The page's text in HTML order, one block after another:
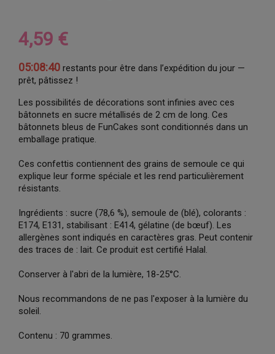
4,59 €
05:08:39 restants pour être dans l’expédition du jour —
prêt, pâtissez !
Les possibilités de décorations sont infinies avec ces
bâtonnets en sucre métallisés de 2 cm de long. Ces
bâtonnets bleus de FunCakes sont conditionnés dans un
emballage pratique.
Ces confettis contiennent des grains de semoule ce qui
explique leur forme spéciale et les rend particulièrement
résistants.
Ingrédients : sucre (78,6 %), semoule de (blé), colorants :
E174, E131, stabilisant : E414, gélatine (de bœuf). Les
allergènes sont indiqués en caractères gras. Peut contenir
des traces de : lait. Ce produit est certifié Halal.
Conserver à l'abri de la lumière, 18-25°C.
Nous recommandons de ne pas l'exposer à la lumière du
soleil.
Contenu : 70 grammes.